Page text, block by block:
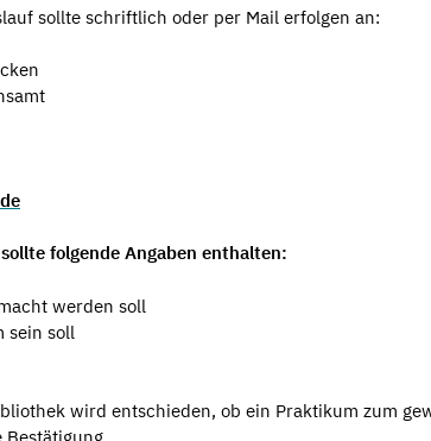
sollte schriftlich oder per Mail erfolgen an:
folgende Angaben enthalten:
werden soll
sein soll
wird entschieden, ob ein Praktikum zum